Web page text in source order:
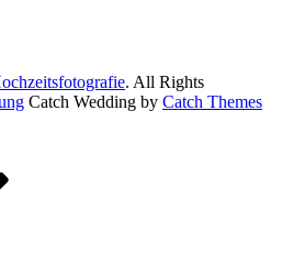
. All Rights
Catch Wedding by Catch Themes